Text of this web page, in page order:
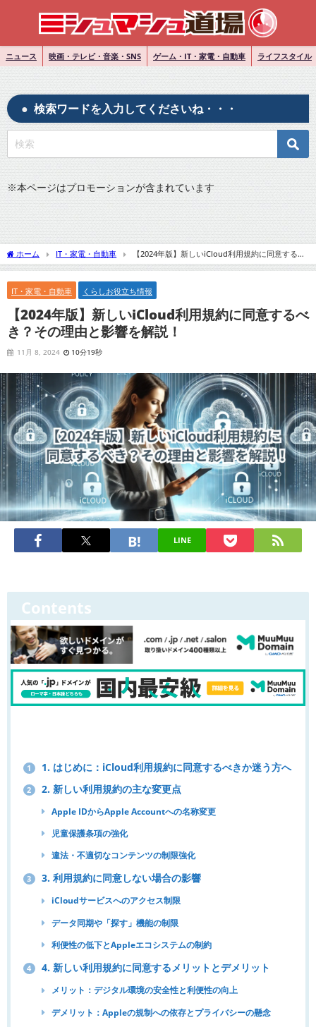
ニュース 映画・テレビ・音楽・SNS ゲーム・IT・家電・自動車 ライフスタイル
検索ワードを入力してくださいね・・・
※本ページはプロモーションが含まれています
ホーム IT・家電・自動車
【2024年版】新しいiCloud利用規約に同意するべ
き？その理由と影響を解説！
IT・家電・自動車 くらしお役立ち情報
【2024年版】新しいiCloud利用規約に同意するべ
き？その理由と影響を解説！
11月 8, 2024 10分19秒
LINE
Contents
1 1. はじめに：iCloud利用規約に同意するべきか迷う方へ
2 2. 新しい利用規約の主な変更点
Apple IDからApple Accountへの名称変更
児童保護条項の強化
違法・不適切なコンテンツの制限強化
3 3. 利用規約に同意しない場合の影響
iCloudサービスへのアクセス制限
データ同期や「探す」機能の制限
利便性の低下とAppleエコシステムの制約
4 4. 新しい利用規約に同意するメリットとデメリット
メリット：デジタル環境の安全性と利便性の向上
デメリット：Appleの規制への依存とプライバシーの懸念